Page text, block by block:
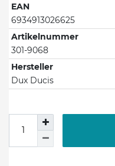
EAN
6934913026625
Artikelnummer
301-9068
Hersteller
Dux Ducis